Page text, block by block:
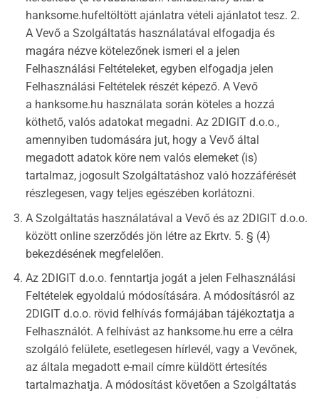
hanksome.hufeltöltött ajánlatra vételi ajánlatot tesz. 2.
A Vevő a Szolgáltatás használatával elfogadja és
magára nézve kötelezőnek ismeri el a jelen
Felhasználási Feltételeket, egyben elfogadja jelen
Felhasználási Feltételek részét képező. A Vevő
a hanksome.hu használata során köteles a hozzá
köthető, valós adatokat megadni. Az 2DIGIT d.o.o.,
amennyiben tudomására jut, hogy a Vevő által
megadott adatok köre nem valós elemeket (is)
tartalmaz, jogosult Szolgáltatáshoz való hozzáférését
részlegesen, vagy teljes egészében korlátozni.
A Szolgáltatás használatával a Vevő és az 2DIGIT d.o.o.
között online szerződés jön létre az Ekrtv. 5. § (4)
bekezdésének megfelelően.
Az 2DIGIT d.o.o. fenntartja jogát a jelen Felhasználási
Feltételek egyoldalú módosítására. A módosításról az
2DIGIT d.o.o. rövid felhívás formájában tájékoztatja a
Felhasználót. A felhívást az hanksome.hu erre a célra
szolgáló felülete, esetlegesen hírlevél, vagy a Vevőnek,
az általa megadott e-mail címre küldött értesítés
tartalmazhatja. A módosítást követően a Szolgáltatás